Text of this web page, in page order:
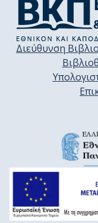
Διεύθυνση